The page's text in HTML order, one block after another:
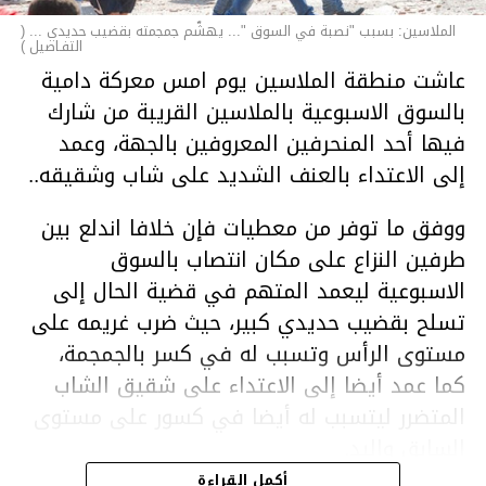
الملاسين: بسبب "نصبة في السوق "... يهشّم جمجمته بقضيب حديدي ... (
التفـاصيل )
عاشت منطقة الملاسين يوم امس معركة دامية
بالسوق الاسبوعية بالملاسين القريبة من شارك
فيها أحد المنحرفين المعروفين بالجهة، وعمد
إلى الاعتداء بالعنف الشديد على شاب وشقيقه..
ووفق ما توفر من معطيات فإن خلافا اندلع بين
طرفين النزاع على مكان انتصاب بالسوق
الاسبوعية ليعمد المتهم في قضية الحال إلى
تسلح بقضيب حديدي كبير، حيث ضرب غريمه على
مستوى الرأس وتسبب له في كسر بالجمجمة،
كما عمد أيضا إلى الاعتداء على شقيق الشاب
المتضرر ليتسبب له أيضا في كسور على مستوى
أكمل القراءة